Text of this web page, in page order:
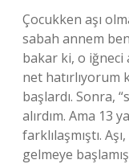
Çocukken aşı
sabah annem
bakar ki, o iğneci
net hatırlıyorum
başlardı. Sonra,
alırdım. Ama 13
farklılaşmıştı.
gelmeye